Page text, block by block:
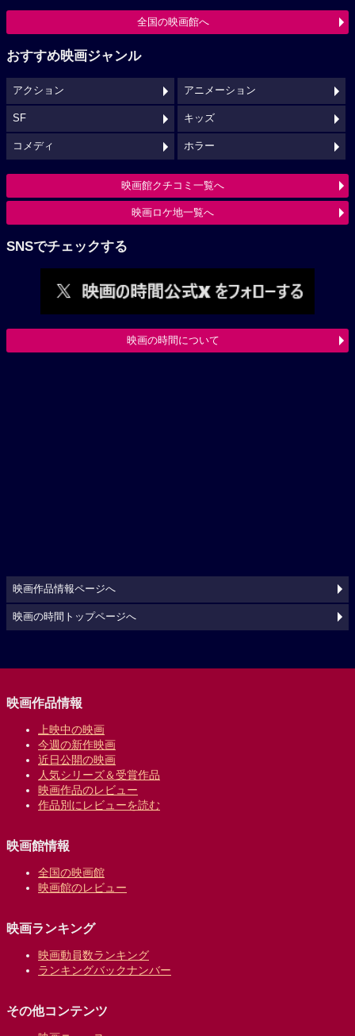
全国の映画館へ
おすすめ映画ジャンル
アクション アニメーション
SF キッズ
コメディ ホラー
映画館クチコミ一覧へ
映画ロケ地一覧へ
SNSでチェックする
映画の時間について
映画作品情報ページへ
映画の時間トップページへ
映画作品情報
上映中の映画
今週の新作映画
近日公開の映画
人気シリーズ＆受賞作品
映画作品のレビュー
作品別にレビューを読む
映画館情報
全国の映画館
映画館のレビュー
映画ランキング
映画動員数ランキング
ランキングバックナンバー
その他コンテンツ